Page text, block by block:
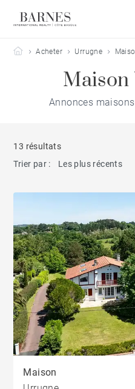
Barnes Côte Basque
Acheter Urrugne
Maison
Annonces
13 résultats
Trier par :
Les plus récents
Maison